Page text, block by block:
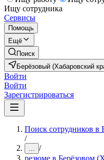
Ищу сотрудника
Сервисы
Помощь
Ещё
Поиск
Берёзовый (Хабаровский
Войти
Войти
Зарегистрироваться
Поиск сотрудников в
/
... /
резюме в Берёзовом